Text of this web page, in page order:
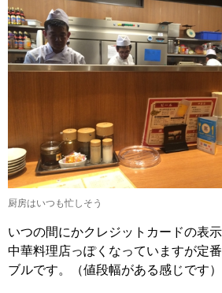
厨房はいつも忙しそう
いつの間にかクレジットカードの表
中華料理店っぽくなっていますが定
ブルです。（値段幅がある感じです）